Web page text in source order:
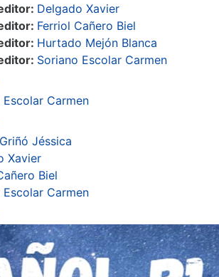
Delgado Xavier
Ferriol Cañero Biel
Hurtado Mejón Blanca
Soriano Escolar Carmen
Escolar Carmen
Jéssica
Xavier
Biel
Escolar Carmen